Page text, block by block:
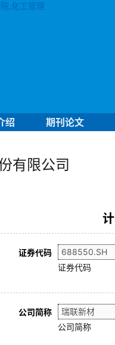
绍 期刊论文
有限公司
证券代码
证券代码
公司简称
公司简称